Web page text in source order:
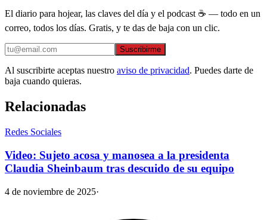
El diario para hojear, las claves del día y el podcast ☕ — todo en un
correo, todos los días. Gratis, y te das de baja con un clic.
Suscribirme
Al suscribirte aceptas nuestro aviso de privacidad. Puedes darte de
baja cuando quieras.
Relacionadas
Redes Sociales
Video: Sujeto acosa y manosea a la presidenta
Claudia Sheinbaum tras descuido de su equipo
4 de noviembre de 2025·